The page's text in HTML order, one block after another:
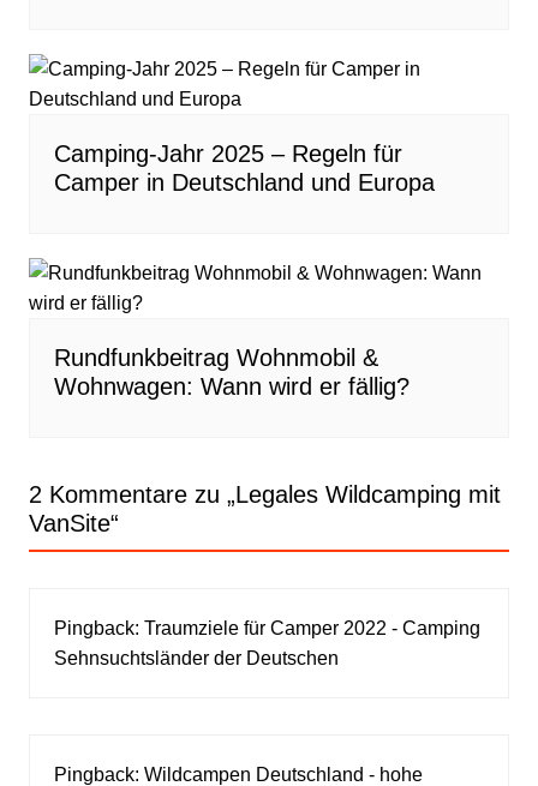
Camping-Jahr 2025 – Regeln für
Camper in Deutschland und Europa
Rundfunkbeitrag Wohnmobil &
Wohnwagen: Wann wird er fällig?
2 Kommentare zu „Legales Wildcamping mit
VanSite“
Pingback: Traumziele für Camper 2022 - Camping
Sehnsuchtsländer der Deutschen
Pingback: Wildcampen Deutschland - hohe